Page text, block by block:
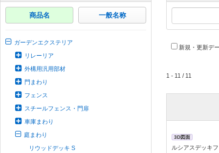
商品名 一般名称
ガーデンエクステリア
リレーリア
外構用汎用部材
門まわり
フェンス
スチールフェンス・門扉
車庫まわり
庭まわり
リウッドデッキ S
新規・更新デ
1 - 11 / 11
3D図面
ルシアスデッキ